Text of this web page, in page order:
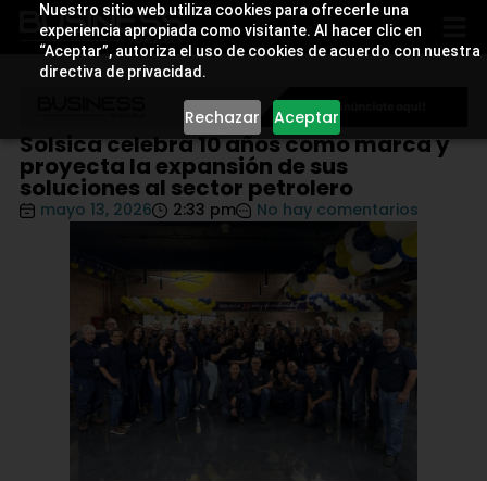
Nuestro sitio web utiliza cookies para ofrecerle una
experiencia apropiada como visitante. Al hacer clic en
“Aceptar”, autoriza el uso de cookies de acuerdo con nuestra
directiva de privacidad.
Rechazar Aceptar
Solsica celebra 10 años como marca y
proyecta la expansión de sus
soluciones al sector petrolero
mayo 13, 2026 2:33 pm No hay comentarios